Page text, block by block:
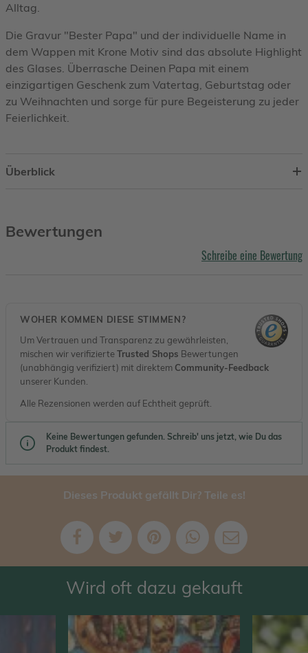
Alltag.
Die Gravur "Bester Papa" und der individuelle Name in
dem Wappen mit Krone Motiv sind das absolute Highlight
des Glases. Überrasche Deinen Papa mit einem
einzigartigen Geschenk zum Vatertag, Geburtstag oder
zu Weihnachten und sorge für pure Begeisterung zu jeder
Feierlichkeit.
Überblick
Bewertungen
Schreibe eine Bewertung
WOHER KOMMEN DIESE STIMMEN?
Um Vertrauen und Transparenz zu gewährleisten,
mischen wir verifizierteTrusted Shops Bewertungen
(unabhängig verifiziert) mit direktem Community-Feedback
unserer Kunden.
Alle Rezensionen werden auf Echtheit geprüft.
Keine Bewertungen gefunden. Schreib' uns jetzt, wie Du das
Produkt findest.
Dieses Produkt gefällt Dir? Teile es!
Wird oft dazu gekauft